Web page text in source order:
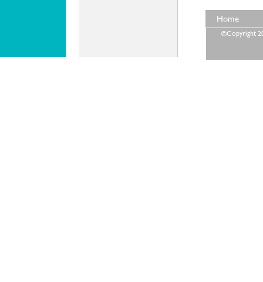
Home
©Copyright